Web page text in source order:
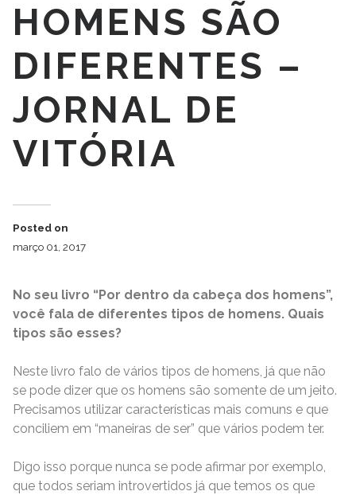
HOMENS SÃO
DIFERENTES –
JORNAL DE
VITÓRIA
Posted on
março 01, 2017
No seu livro “Por dentro da cabeça dos homens”,
você fala de diferentes tipos de homens. Quais
tipos são esses?
Neste livro falo de vários tipos de homens, já que não
se pode dizer que os homens são somente de um jeito.
Precisamos utilizar características mais comuns e que
conciliem em “maneiras de ser” que vários podem ter.
Digo isso porque nunca se pode afirmar por exemplo,
que todos seriam introvertidos já que temos os que